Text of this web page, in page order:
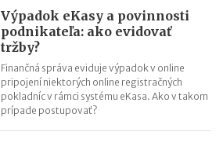
Výpadok eKasy a povinnosti
podnikateľa: ako evidovať
tržby?
Finančná správa eviduje výpadok v online
pripojení niektorých online registračných
pokladníc v rámci systému eKasa. Ako v takom
prípade postupovať?